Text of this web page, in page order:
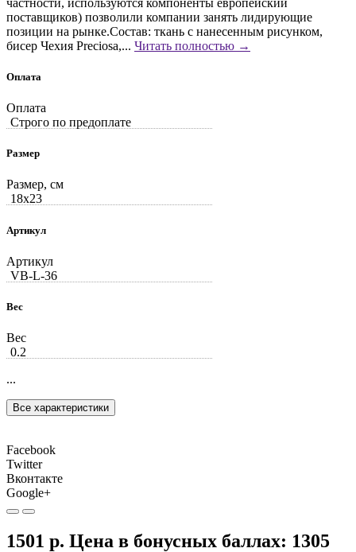
поставщиков) позволили компании занять лидирующие
позиции на рынке.Состав: ткань с нанесенным рисунком,
бисер Чехия Preciosa,... Читать полностью →
Оплата
Оплата
Строго по предоплате
Размер
Размер, см
18x23
Артикул
Артикул
VB-L-36
Вес
Вес
0.2
...
Все характеристики
Facebook
Twitter
Вконтакте
Google+
1501 р. Цена в бонусных баллах: 1305